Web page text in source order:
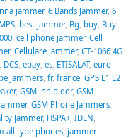
jammer, 6 Bands Jammer, 6
, best jammer, Bg buy, Buy
, cell phone jammer, Cell
, Cellulare Jammer, CT-1066 4G
DCS, ebay, es, ETISALAT, euro
Jammers, fr, france, GPS L1 L2
, GSM inhibidor, GSM
, GSM Phone Jammers,
Jammer, HSPA+, IDEN
all type phones, jammer